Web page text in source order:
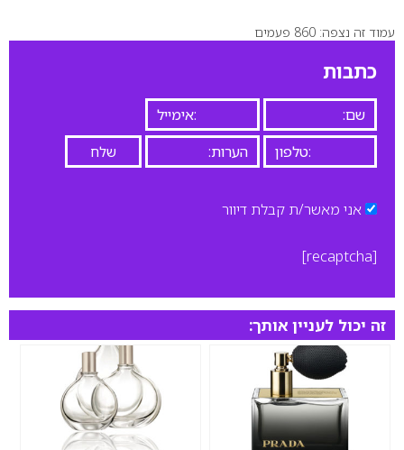
0
עמוד זה נצפה: 860 פעמים
כתבות
אני מאשר/ת קבלת דיוור
[recaptcha]
זה יכול לעניין אותך: